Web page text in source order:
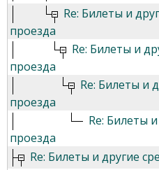
Re: Билеты и
проезда
Re: Билеты и
проезда
Re: Билеты и
проезда
Re: Билеты
проезда
Re: Билеты и другие